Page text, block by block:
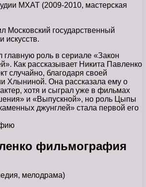
МХАТ (2009-2010, мастерская
Московский государственный
искусств.
главную роль в сериале «Закон
Как рассказывает Никита Павленко
случайно, благодаря своей
Хлыниной. Она рассказала ему о
хотя и сыграл уже в фильмах
и «Выпускной», но роль Цыпы
джунглей» стала первой его
фильмография
мелодрама)